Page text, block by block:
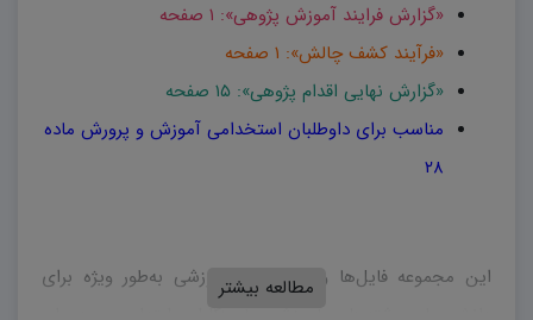
«گزارش فرایند آموزش پژوهی»: ۱ صفحه
«فرآیند کشف چالش»: ۱ صفحه
«گزارش نهایی اقدام پژوهی»: ۱۵ صفحه
مناسب برای داوطلبان استخدامی آموزش و پرورش ماده
۲۸
این مجموعه فایل‌ها و پست‌های آموزشی به‌طور ویژه برای
مطالعه بیشتر